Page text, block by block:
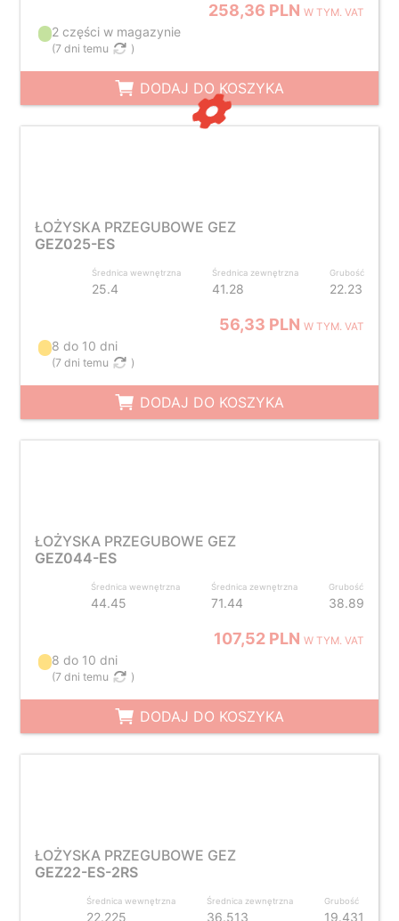
258,36 PLNW TYM. VAT
2 części w magazynie
(7 dni temu )
DODAJ DO KOSZYKA
ŁOŻYSKA PRZEGUBOWE GEZ
GEZ025-ES
Średnica wewnętrzna
25.4
Średnica zewnętrzna
41.28
Grubość
22.23
56,33 PLNW TYM. VAT
8 do 10 dni
(7 dni temu )
DODAJ DO KOSZYKA
ŁOŻYSKA PRZEGUBOWE GEZ
GEZ044-ES
Średnica wewnętrzna
44.45
Średnica zewnętrzna
71.44
Grubość
38.89
107,52 PLNW TYM. VAT
8 do 10 dni
(7 dni temu )
DODAJ DO KOSZYKA
ŁOŻYSKA PRZEGUBOWE GEZ
GEZ22-ES-2RS
Średnica wewnętrzna
22.225
Średnica zewnętrzna
36.513
Grubość
19.431